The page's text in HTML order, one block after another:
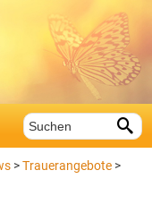

>Trauerangebote >